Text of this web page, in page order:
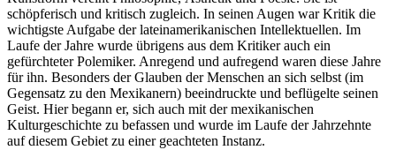
schöpferisch und kritisch zugleich. In seinen Augen war Kritik die
wichtigste Aufgabe der lateinamerikanischen Intellektuellen. Im
Laufe der Jahre wurde übrigens aus dem Kritiker auch ein
gefürchteter Polemiker. Anregend und aufregend waren diese Jahre
für ihn. Besonders der Glauben der Menschen an sich selbst (im
Gegensatz zu den Mexikanern) beeindruckte und beflügelte seinen
Geist. Hier begann er, sich auch mit der mexikanischen
Kulturgeschichte zu befassen und wurde im Laufe der Jahrzehnte
auf diesem Gebiet zu einer geachteten Instanz.